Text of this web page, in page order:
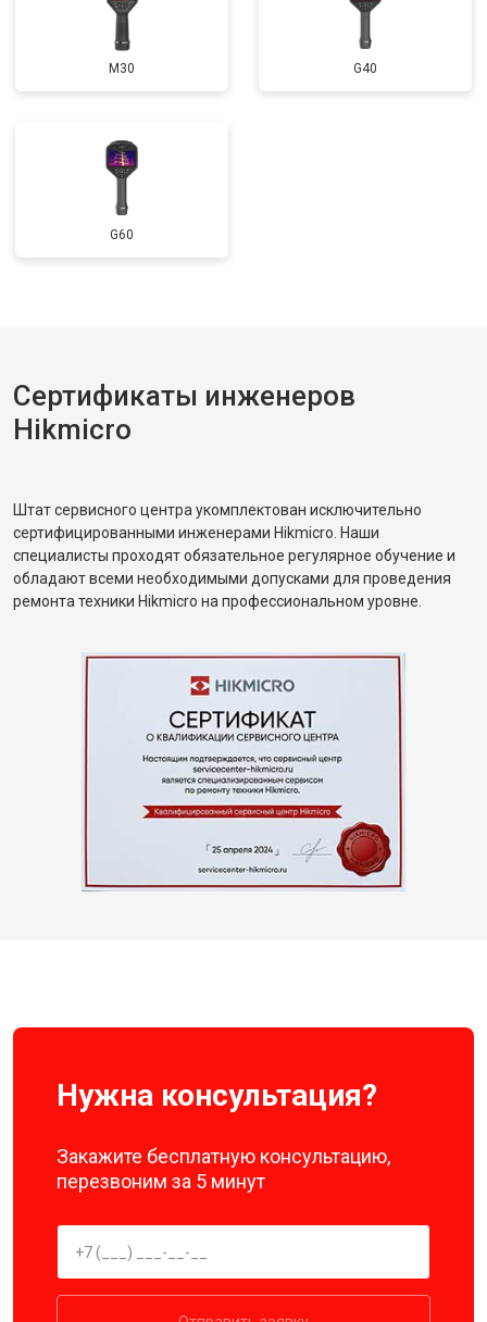
M30 G40
G60
Сертификаты инженеров
Hikmicro
Штат сервисного центра укомплектован исключительно
сертифицированными инженерами Hikmicro. Наши
специалисты проходят обязательное регулярное обучение и
обладают всеми необходимыми допусками для проведения
ремонта техники Hikmicro на профессиональном уровне.
Нужна консультация?
Закажите бесплатную консультацию,
перезвоним за 5 минут